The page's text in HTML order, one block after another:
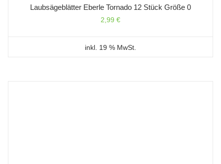
Laubsägeblätter Eberle Tornado 12 Stück Größe 0
2,99 €
inkl. 19 % MwSt.